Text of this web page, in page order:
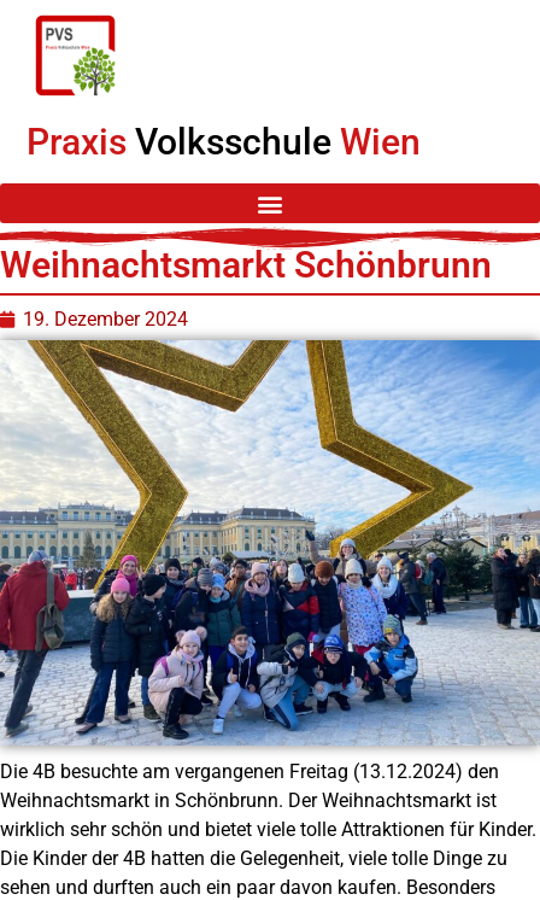
Praxis VolksschuleWien
Weihnachtsmarkt Schönbrunn
19. Dezember 2024
Die 4B besuchte am vergangenen Freitag (13.12.2024) den
Weihnachtsmarkt in Schönbrunn. Der Weihnachtsmarkt ist
wirklich sehr schön und bietet viele tolle Attraktionen für Kinder.
Die Kinder der 4B hatten die Gelegenheit, viele tolle Dinge zu
sehen und durften auch ein paar davon kaufen. Besonders